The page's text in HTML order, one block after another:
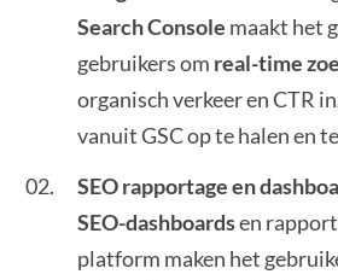
Search Console maakt het
gebruikers om real-time
organisch verkeer en CTR
vanuit GSC op te halen en
SEO rapportage en
SEO-dashboardsen
platform maken het